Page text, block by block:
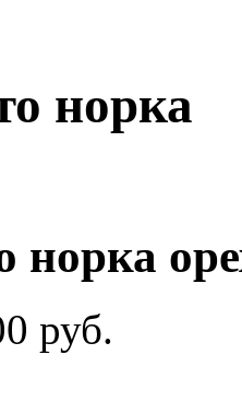
норка
норка
руб.